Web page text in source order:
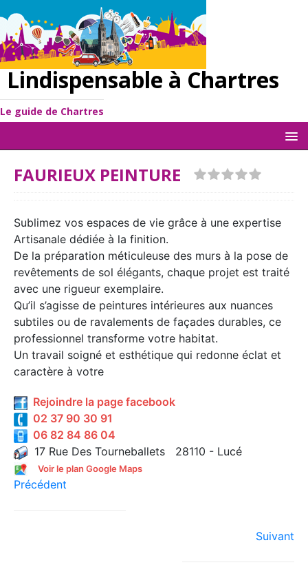
Lindispensable à Chartres
Le guide de Chartres
FAURIEUX PEINTURE
Sublimez vos espaces de vie grâce à une expertise
Artisanale dédiée à la finition.
De la préparation méticuleuse des murs à la pose de
revêtements de sol élégants, chaque projet est traité
avec une rigueur exemplaire.
Qu’il s’agisse de peintures intérieures aux nuances
subtiles ou de ravalements de façades durables, ce
professionnel transforme votre habitat.
Un travail soigné et esthétique qui redonne éclat et
caractère à votre
Rejoindre la page facebook
02 37 90 30 91
06 82 84 86 04
17 Rue Des Tourneballets 28110 - Lucé
Voir le plan Google Maps
Précédent
Suivant